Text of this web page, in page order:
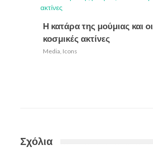
Η κατάρα της μούμιας και οι
κοσμικές ακτίνες
Media, Icons
Σχόλια